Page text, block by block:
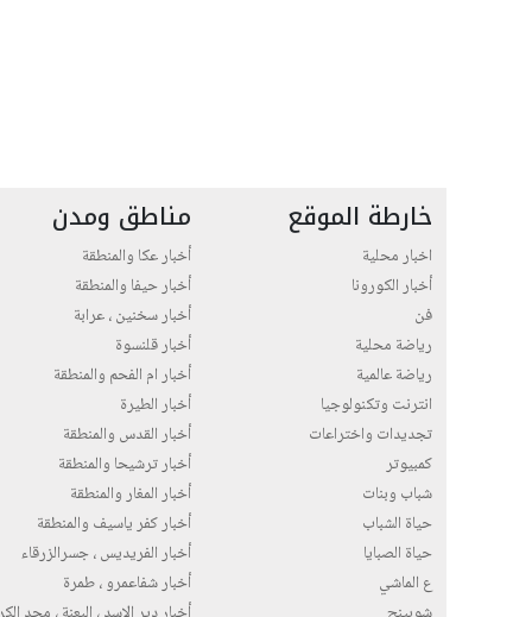
خارطة الموقع
اخبار محلية
أخبار الكورونا
فن
رياضة محلية
رياضة عالمية
انترنت وتكنولوجيا
تجديدات واختراعات
كمبيوتر
شباب وبنات
حياة الشباب
حياة الصبايا
ع الماشي
مناطق ومدن
أخبار عكا والمنطقة
أخبار حيفا والمنطقة
أخبار سخنين ، عرابة
أخبار قلنسوة
أخبار ام الفحم والمنطقة
أخبار الطيرة
أخبار القدس والمنطقة
أخبار ترشيحا والمنطقة
أخبار المغار والمنطقة
أخبار كفر ياسيف والمنطقة
أخبار الفريديس ، جسرالزرقاء
أخبار شفاعمرو ، طمرة